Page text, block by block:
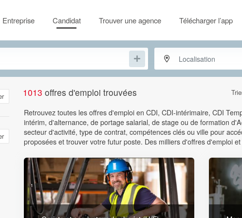
Entreprise Candidat Trouver une agence Télécharger l’app
1013 offres d'emploi trouvées
Retrouvez toutes les offres d'emploi en CDI, CDI-intérimaire, CDI
intérim, d'alternance, de portage salarial, de stage ou de formation
secteur d'activité, type de contrat, compétences clés ou ville pour
proposées et trouver votre futur poste. Des milliers d'offres d'emploi